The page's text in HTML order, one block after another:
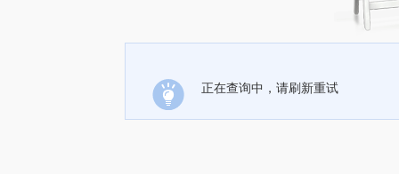
正在查询中，请刷新重试